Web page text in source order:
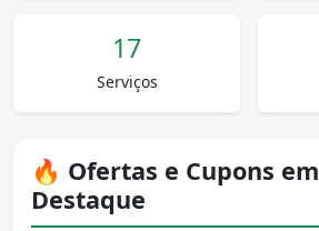
17
Serviços
🔥 Ofertas e Cupons em
Destaque